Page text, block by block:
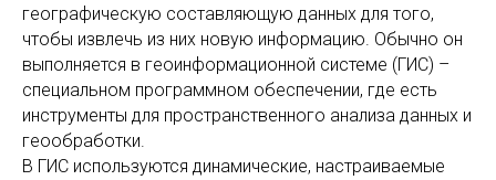
географическую составляющую данных для того,
чтобы извлечь из них новую информацию. Обычно он
выполняется в геоинформационной системе (ГИС) –
специальном программном обеспечении, где есть
инструменты для пространственного анализа данных и
геообработки.
В ГИС используются динамические, настраиваемые